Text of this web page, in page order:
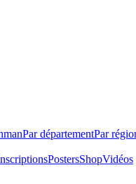
Par départementPar
PostersShopVidéos